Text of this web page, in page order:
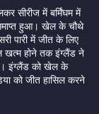
सीरीज में बर्मिंघम में
हुआ। खेल के चौथे
पारी में जीत के लिए
खत्म होने तक इंग्लैंड ने
इंग्लैंड को खेल के
को जीत हासिल करने